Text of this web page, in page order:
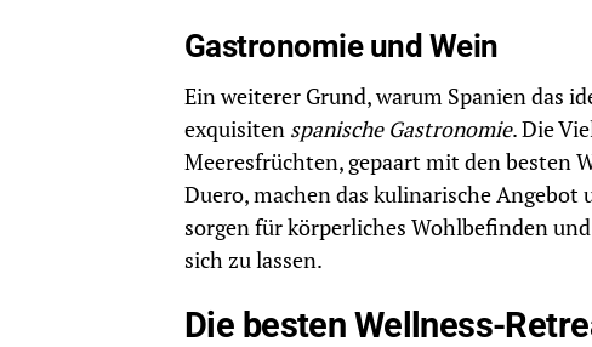
Gastronomie und Wein
Ein weiterer Grund, warum Spanien das
exquisiten spanische Gastronomie. Die
Meeresfrüchten, gepaart mit den besten
Duero, machen das kulinarische
sorgen für körperliches Wohlbefinden
sich zu lassen.
Die besten Wellness-